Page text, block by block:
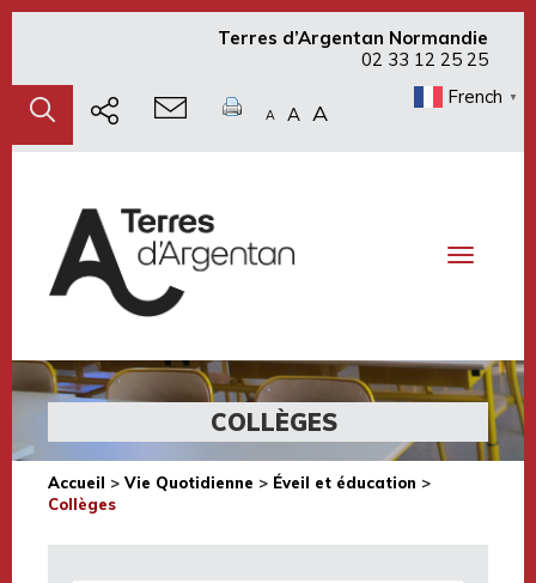
Terres d’Argentan Normandie
02 33 12 25 25
A A A
French ▼
Toggle
COLLÈGES
Accueil > Vie Quotidienne > Éveil et éducation >
Collèges